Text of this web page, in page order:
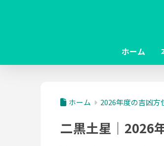
ホーム
ホーム 2026年度の吉凶方
二黒土星｜2026